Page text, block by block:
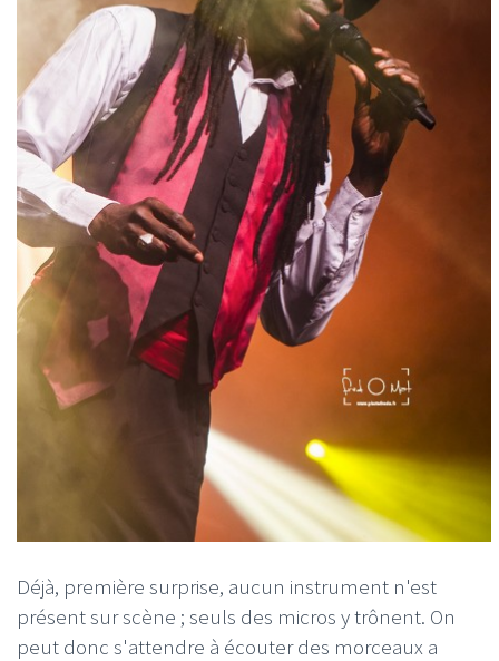
Déjà, première surprise, aucun instrument n'est
présent sur scène ; seuls des micros y trônent. On
peut donc s'attendre à écouter des morceaux a